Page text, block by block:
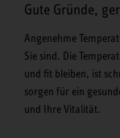
Gute Gründe,
Angenehme
Sie sind. Die
und fit bleiben, ist
sorgen für ein
und Ihre Vitalität.